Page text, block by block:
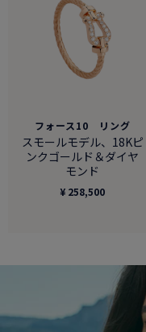
フォース10 リング
スモールモデル、18Kピ
ンクゴールド＆ダイヤ
モンド
¥ 258,500